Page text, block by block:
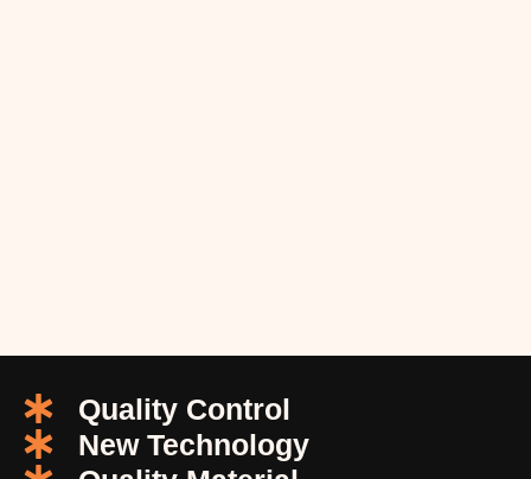
Quality Control
New Technology